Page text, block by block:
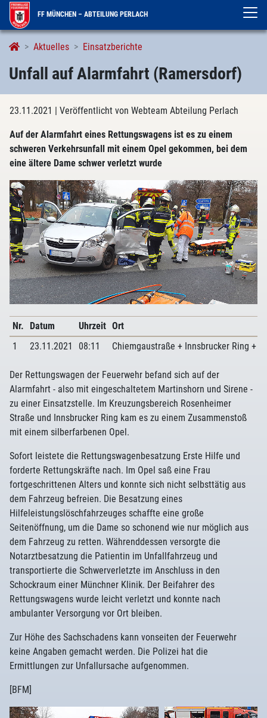
FF MÜNCHEN – ABTEILUNG PERLACH
Aktuelles Einsatzberichte
Unfall auf Alarmfahrt (Ramersdorf)
23.11.2021 | Veröffentlicht von Webteam Abteilung Perlach
Auf der Alarmfahrt eines Rettungswagens ist es zu einem
schweren Verkehrsunfall mit einem Opel gekommen, bei dem
eine ältere Dame schwer verletzt wurde
Nr. Datum Uhrzeit Ort
1
23.11.2021 08:11 Chiemgaustraße + Innsbrucker Ring +
Der Rettungswagen der Feuerwehr befand sich auf der
Alarmfahrt - also mit eingeschaltetem Martinshorn und Sirene -
zu einer Einsatzstelle. Im Kreuzungsbereich Rosenheimer
Straße und Innsbrucker Ring kam es zu einem Zusammenstoß
mit einem silberfarbenen Opel.
Sofort leistete die Rettungswagenbesatzung Erste Hilfe und
forderte Rettungskräfte nach. Im Opel saß eine Frau
fortgeschrittenen Alters und konnte sich nicht selbsttätig aus
dem Fahrzeug befreien. Die Besatzung eines
Hilfeleistungslöschfahrzeuges schaffte eine große
Seitenöffnung, um die Dame so schonend wie nur möglich aus
dem Fahrzeug zu retten. Währenddessen versorgte die
Notarztbesatzung die Patientin im Unfallfahrzeug und
transportierte die Schwerverletzte im Anschluss in den
Schockraum einer Münchner Klinik. Der Beifahrer des
Rettungswagens wurde leicht verletzt und konnte nach
ambulanter Versorgung vor Ort bleiben.
Zur Höhe des Sachschadens kann vonseiten der Feuerwehr
keine Angaben gemacht werden. Die Polizei hat die
Ermittlungen zur Unfallursache aufgenommen.
[BFM]